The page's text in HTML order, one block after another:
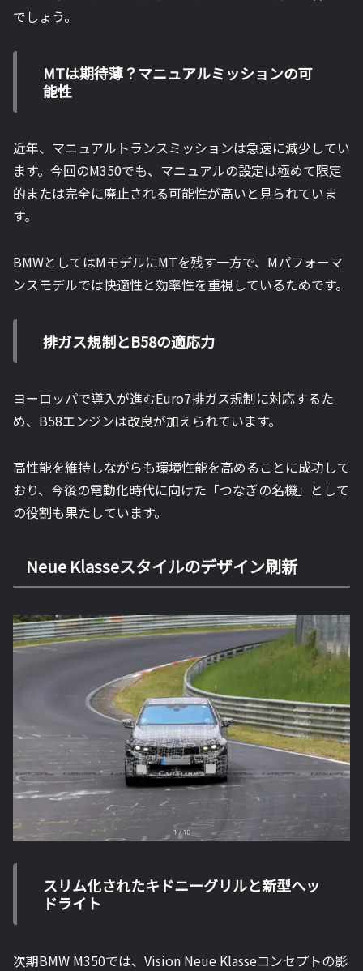
でしょう。
MTは期待薄？マニュアルミッションの可
能性
近年、マニュアルトランスミッションは急速に減少してい
ます。今回のM350でも、マニュアルの設定は極めて限定
的または完全に廃止される可能性が高いと見られていま
す。
BMWとしてはMモデルにMTを残す一方で、Mパフォーマ
ンスモデルでは快適性と効率性を重視しているためです。
排ガス規制とB58の適応力
ヨーロッパで導入が進むEuro7排ガス規制に対応するた
め、B58エンジンは改良が加えられています。
高性能を維持しながらも環境性能を高めることに成功して
おり、今後の電動化時代に向けた「つなぎの名機」として
の役割も果たしています。
Neue Klasseスタイルのデザイン刷新
スリム化されたキドニーグリルと新型ヘッ
ドライト
次期BMW M350では、Vision Neue Klasseコンセプトの影